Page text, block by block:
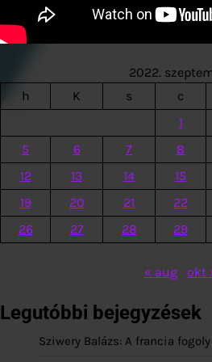
2022.
h
K s c
1
5
6 7 8
12
13 14 15
19
20 21 22
26
27 28 29
« aug okt
Legutóbbi bejegyzések
Sziwery Balázs: A francia fogoly